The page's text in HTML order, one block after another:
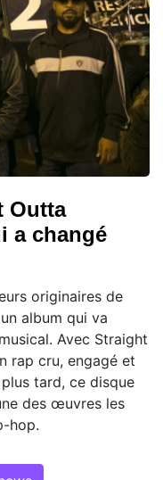
Outta
a changé
originaires de
album qui va
Avec Straight
rap cru, engagé et
tard, ce disque
des œuvres les
hop.